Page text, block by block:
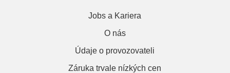
Jobs a Kariera
O nás
Údaje o provozovateli
Záruka trvale nízkých cen